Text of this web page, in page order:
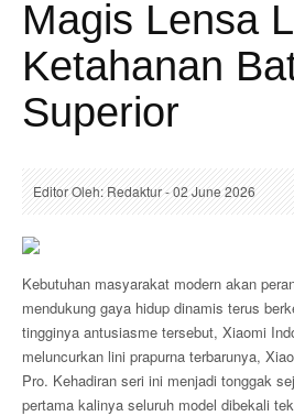
Magis Lensa
Ketahanan
Superior
Editor Oleh: Redaktur - 02 June 2026
Kebutuhan masyarakat modern akan
mendukung gaya hidup dinamis terus
tingginya antusiasme tersebut, Xiaomi
meluncurkan lini prapurna terbarunya,
Pro. Kehadiran seri ini menjadi tonggak
pertama kalinya seluruh model dibekali